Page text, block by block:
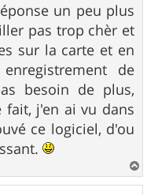
un peu plus
pas trop chèr et
sur la carte et en
de
besoin de plus,
fait, j'en ai vu dans
ce logiciel, d'ou
a